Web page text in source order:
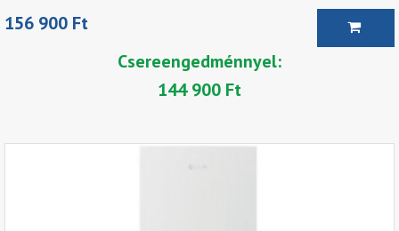
156 900 Ft
Csereengedménnyel:
144 900 Ft